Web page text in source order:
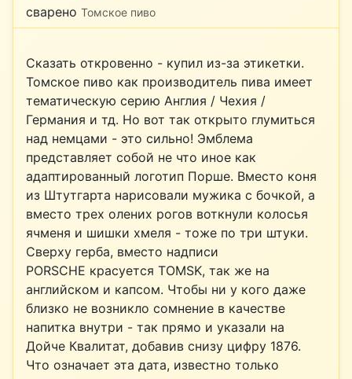
сварено Томское пиво
Сказать откровенно - купил из-за этикетки.
Томское пиво как производитель пива имеет
тематическую серию Англия / Чехия /
Германия и тд. Но вот так открыто глумиться
над немцами - это сильно! Эмблема
представляет собой не что иное как
адаптированный логотип Порше. Вместо коня
из Штутгарта нарисовали мужика с бочкой, а
вместо трех олених рогов воткнули колосья
ячменя и шишки хмеля - тоже по три штуки.
Сверху герба, вместо надписи
PORSCHE красуется TOMSK, так же на
английском и капсом. Чтобы ни у кого даже
близко не возникло сомнение в качестве
напитка внутри - так прямо и указали на
Дойче Квалитат, добавив снизу цифру 1876.
Что означает эта дата, известно только